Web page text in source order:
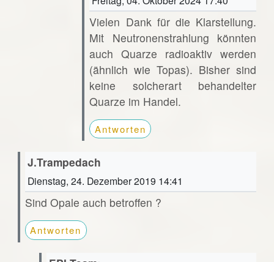
Vielen Dank für die Klarstellung.
Mit Neutronenstrahlung könnten
auch Quarze radioaktiv werden
(ähnlich wie Topas). Bisher sind
keine solcherart behandelter
Quarze im Handel.
Antworten
J.Trampedach
Dienstag, 24. Dezember 2019 14:41
Sind Opale auch betroffen ?
Antworten